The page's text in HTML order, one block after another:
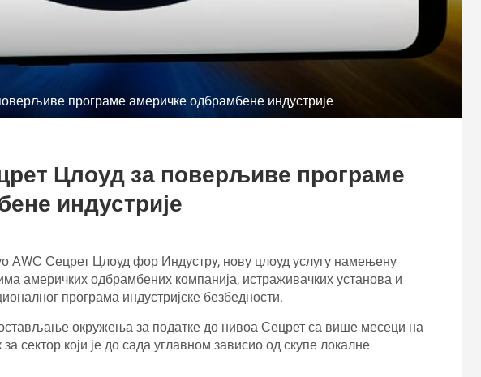
програме америчке одбрамбене индустрије
Цлоуд за поверљиве програме
индустрије
АWС Сецрет Цлоуд фор Индустрy, нову цлоуд услугу намењену
америчких одбрамбених компанија, истраживачких установа и
програма индустријске безбедности.
окружења за податке до нивоа Сецрет са више месеци на
сектор који је до сада углавном зависио од скупе локалне